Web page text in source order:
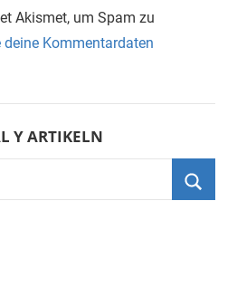
Akismet, um Spam zu
deine Kommentardaten
Y ARTIKELN